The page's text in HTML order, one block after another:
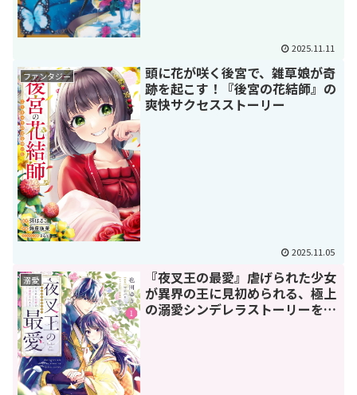
2025.11.11
ファンタジー
頭に花が咲く後宮で、雑草娘が奇
跡を起こす！『後宮の花結師』の
爽快サクセスストーリー
2025.11.05
溺愛
『夜叉王の最愛』虐げられた少女
が異界の王に見初められる、極上
の溺愛シンデレラストーリーを徹